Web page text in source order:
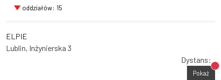
oddziałów: 15
ELPIE
Lublin, Inżynierska 3
Dystans:
Pokaż